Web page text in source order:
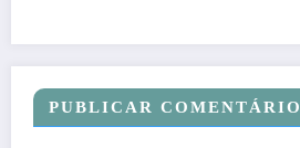
PUBLICAR COMENTÁRIO